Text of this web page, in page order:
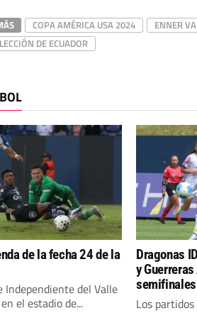
COPA AMÉRICA USA 2024 ENNER
DE ECUADOR
de la fecha 24 de la
Independiente del Valle
el estadio de...
Dragonas
y
semifinales
Los